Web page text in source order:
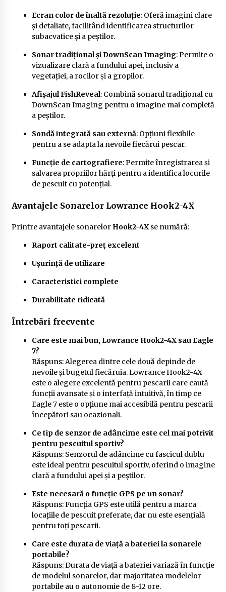
Ecran color de înaltă rezoluție: Oferă imagini clare
și detaliate, facilitând identificarea structurilor
subacvatice și a peștilor.
Sonar tradițional și DownScan Imaging: Permite o
vizualizare clară a fundului apei, inclusiv a
vegetației, a rocilor și a gropilor.
Afișajul FishReveal: Combină sonarul tradițional cu
DownScan Imaging pentru o imagine mai completă
a peștilor.
Sondă integrată sau externă: Opțiuni flexibile
pentru a se adapta la nevoile fiecărui pescar.
Funcție de cartografiere: Permite înregistrarea și
salvarea propriilor hărți pentru a identifica locurile
de pescuit cu potențial.
Avantajele Sonarelor Lowrance Hook2-4X
Printre avantajele sonarelor Hook2-4Xse numără:
Raport calitate-preț excelent
Ușurință de utilizare
Caracteristici complete
Durabilitate ridicată
Întrebări frecvente
Care este mai bun, Lowrance Hook2-4X sau Eagle
7?
Răspuns: Alegerea dintre cele două depinde de
nevoile și bugetul fiecăruia. Lowrance Hook2-4X
este o alegere excelentă pentru pescarii care caută
funcții avansate și o interfață intuitivă, în timp ce
Eagle 7 este o opțiune mai accesibilă pentru pescarii
începători sau ocazionali.
Ce tip de senzor de adâncime este cel mai potrivit
pentru pescuitul sportiv?
Răspuns: Senzorul de adâncime cu fascicul dublu
este ideal pentru pescuitul sportiv, oferind o imagine
clară a fundului apei și a peștilor.
Este necesară o funcție GPS pe un sonar?
Răspuns: Funcția GPS este utilă pentru a marca
locațiile de pescuit preferate, dar nu este esențială
pentru toți pescarii.
Care este durata de viață a bateriei la sonarele
portabile?
Răspuns: Durata de viață a bateriei variază în funcție
de modelul sonarelor, dar majoritatea modelelor
portabile au o autonomie de 8-12 ore.